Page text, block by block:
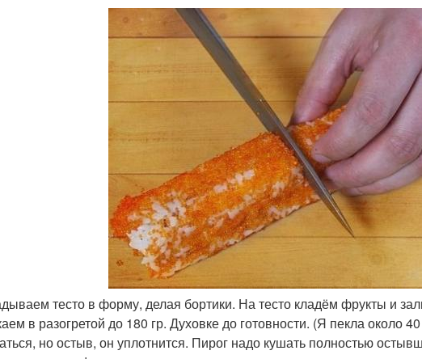
тесто в форму, делая бортики. На тесто кладём фрукты и
в разогретой до 180 гр. Духовке до готовности. (Я пекла около
но остыв, он уплотнится. Пирог надо кушать полностью